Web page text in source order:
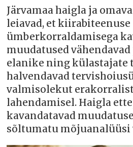
Järvamaa haigla ja
leiavad, et kiirabiteenuse
ümberkorraldamisega
muudatused
elanike ning külastajate
halvendavad
valmisolekut
lahendamisel. Haigla
kavandatavad
sõltumatu